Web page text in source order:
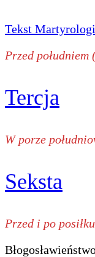
Tekst
Przed południem
Tercja
W porze
Seksta
Przed i po posiłku